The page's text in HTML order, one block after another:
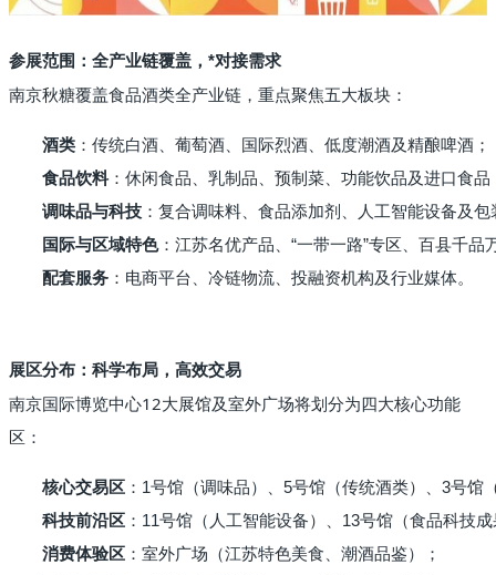
参展范围：全产业链覆盖，*对接需求
南京秋糖覆盖食品酒类全产业链，重点聚焦五大板块：
酒类 ：传统白酒、葡萄酒、国际烈酒、低度潮酒及精酿啤酒；
食品饮料：休闲食品、乳制品、预制菜、功能饮品及进口食品
调味品与科技 ：复合调味料、食品添加剂、人工智能设备及包
国际与区域特色：江苏名优产品、“一带一路”专区、百县千品
配套服务 ：电商平台、冷链物流、投融资机构及行业媒体。
展区分布：科学布局，高效交易
南京国际博览中心12大展馆及室外广场将划分为四大核心功能
区：
核心交易区 ：1号馆（调味品）、5号馆（传统酒类）、3号馆
科技前沿区 ：11号馆（人工智能设备）、13号馆（食品科技
消费体验区 ：室外广场（江苏特色美食、潮酒品鉴）；